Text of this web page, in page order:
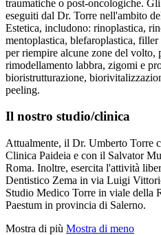
traumatiche o post-oncologiche.
eseguiti dal Dr. Torre nell'ambito
Estetica, includono: rinoplastica,
mentoplastica, blefaroplastica,
per riempire alcune zone del volto,
rimodellamento labbra, zigomi e
bioristrutturazione,
peeling.
Il nostro studio/clinica
Attualmente, il Dr. Umberto Torre
Clinica Paideia e con il Salvator
Roma. Inoltre, esercita l'attività
Dentistico Zema in via Luigi
Studio Medico Torre in viale della
Paestum in provincia di Salerno.
Mostra di più Mostra di meno